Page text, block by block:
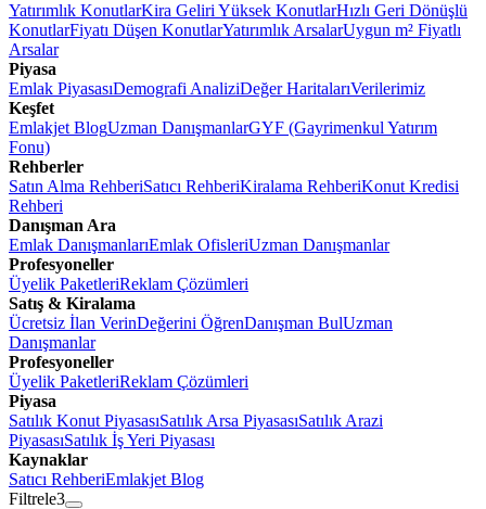
Yatırımlık KonutlarKira Geliri Yüksek KonutlarHızlı Geri Dönüşlü
KonutlarFiyatı Düşen KonutlarYatırımlık ArsalarUygun m² Fiyatlı
Arsalar
Piyasa
Emlak PiyasasıDemografi AnaliziDeğer HaritalarıVerilerimiz
Keşfet
Emlakjet BlogUzman DanışmanlarGYF (Gayrimenkul Yatırım
Fonu)
Rehberler
Satın Alma RehberiSatıcı RehberiKiralama RehberiKonut Kredisi
Rehberi
Danışman Ara
Emlak DanışmanlarıEmlak OfisleriUzman Danışmanlar
Profesyoneller
Üyelik PaketleriReklam Çözümleri
Satış & Kiralama
Ücretsiz İlan VerinDeğerini ÖğrenDanışman BulUzman
Danışmanlar
Profesyoneller
Üyelik PaketleriReklam Çözümleri
Piyasa
Satılık Konut PiyasasıSatılık Arsa PiyasasıSatılık Arazi
PiyasasıSatılık İş Yeri Piyasası
Kaynaklar
Satıcı RehberiEmlakjet Blog
Filtrele3